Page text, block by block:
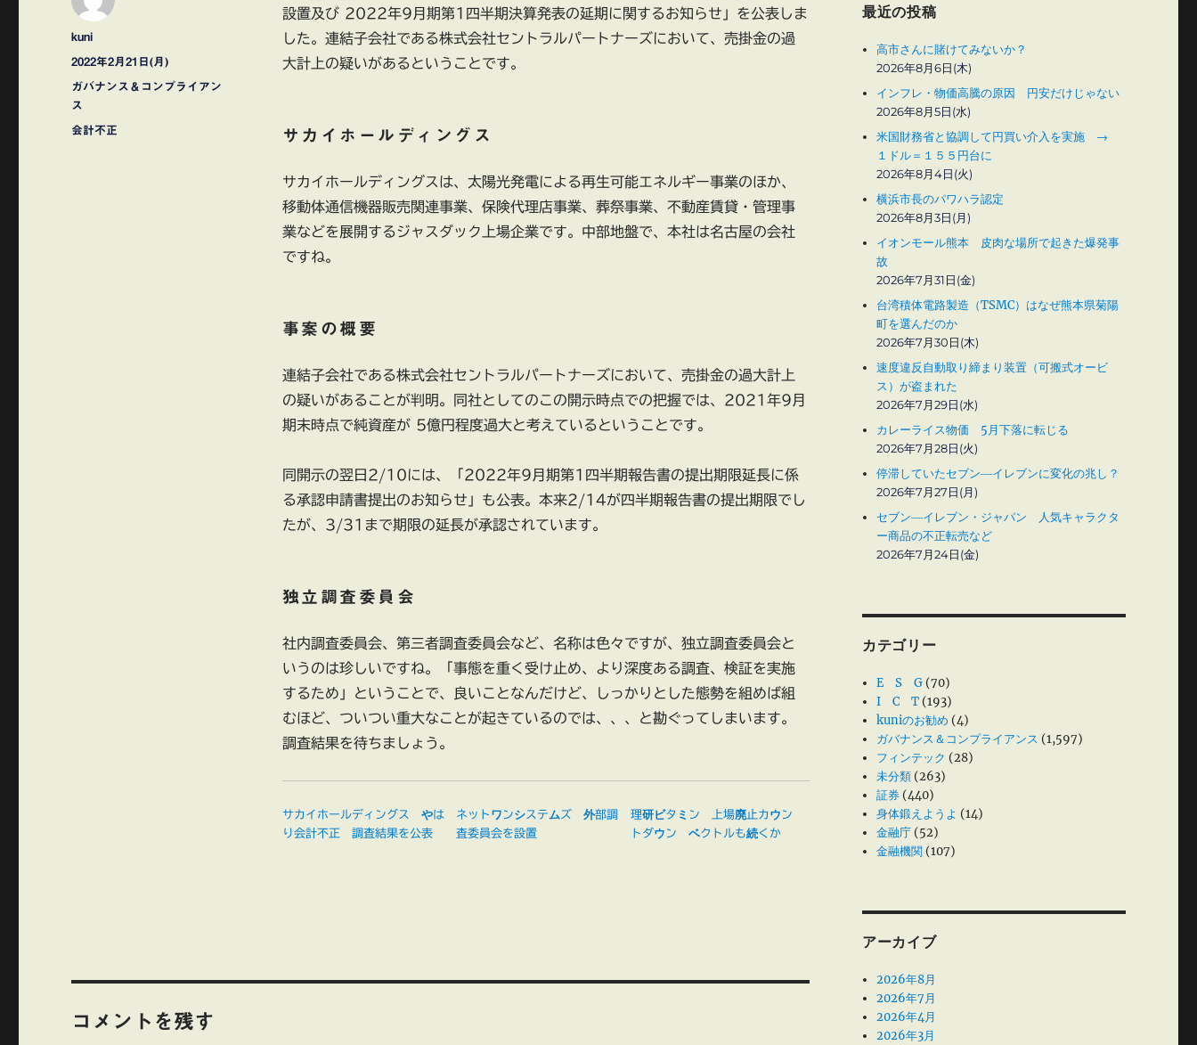
設置及び 2022年9月期第1四半期決算発表の延期に関するお知らせ」を公表しま
した。連結子会社である株式会社セントラルパートナーズにおいて、売掛金の過
大計上の疑いがあるということです。
サカイホールディングス
サカイホールディングスは、太陽光発電による再生可能エネルギー事業のほか、
移動体通信機器販売関連事業、保険代理店事業、葬祭事業、不動産賃貸・管理事
業などを展開するジャスダック上場企業です。中部地盤で、本社は名古屋の会社
ですね。
事案の概要
連結子会社である株式会社セントラルパートナーズにおいて、売掛金の過大計上
の疑いがあることが判明。同社としてのこの開示時点での把握では、2021年9月
期末時点で純資産が 5億円程度過大と考えているということです。
同開示の翌日2/10には、「2022年9月期第1四半期報告書の提出期限延長に係
る承認申請書提出のお知らせ」も公表。本来2/14が四半期報告書の提出期限でし
たが、3/31まで期限の延長が承認されています。
独立調査委員会
社内調査委員会、第三者調査委員会など、名称は色々ですが、独立調査委員会と
いうのは珍しいですね。「事態を重く受け止め、より深度ある調査、検証を実施
するため」ということで、良いことなんだけど、しっかりとした態勢を組めば組
むほど、ついつい重大なことが起きているのでは、、、と勘ぐってしまいます。
調査結果を待ちましょう。
サカイホールディングス やは
り会計不正 調査結果を公表
ネットワンシステムズ 外部調
査委員会を設置
理研ビタミン 上場廃止カウン
トダウン ベクトルも続くか
投
稿
kuni
投
稿
日:
2022年2月21日(月)
カ
テ
ゴ
ガバナンス＆コンプライアン
ス
タ
会計不正
コメントを残す
最近の投稿
高市さんに賭けてみないか？
2026年8月6日(木)
インフレ・物価高騰の原因 円安だけじゃない
2026年8月5日(水)
米国財務省と協調して円買い介入を実施 →
１ドル＝１５５円台に
2026年8月4日(火)
横浜市長のパワハラ認定
2026年8月3日(月)
イオンモール熊本 皮肉な場所で起きた爆発事
故
2026年7月31日(金)
台湾積体電路製造（TSMC）はなぜ熊本県菊陽
町を選んだのか
2026年7月30日(木)
速度違反自動取り締まり装置（可搬式オービ
ス）が盗まれた
2026年7月29日(水)
カレーライス物価 5月下落に転じる
2026年7月28日(火)
停滞していたセブン―イレブンに変化の兆し？
2026年7月27日(月)
セブン―イレブン・ジャパン 人気キャラクタ
ー商品の不正転売など
2026年7月24日(金)
カテゴリー
E S G (70)
I C T (193)
kuniのお勧め (4)
ガバナンス＆コンプライアンス (1,597)
フィンテック (28)
未分類 (263)
証券 (440)
身体鍛えようよ (14)
金融庁 (52)
金融機関 (107)
アーカイブ
2026年8月
2026年7月
2026年4月
2026年3月